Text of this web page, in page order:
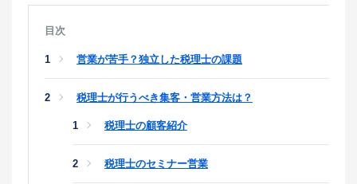
目次
営業が苦手？独立した税理士の課題
税理士が行うべき集客・営業方法は？
税理士の顧客紹介
税理士のセミナー営業